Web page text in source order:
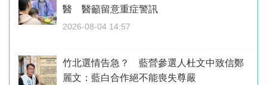
醫 醫籲留意重症警訊
2026-08-04 14:57
竹北選情告急？ 藍營參選人杜文中致信鄭
麗文：藍白合作絕不能喪失尊嚴